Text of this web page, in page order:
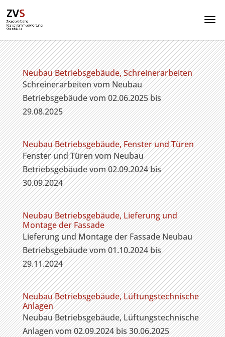
Neubau Betriebsgebäude, Schreinerarbeiten
Schreinerarbeiten vom Neubau
Betriebsgebäude vom 02.06.2025 bis
29.08.2025
Neubau Betriebsgebäude, Fenster und Türen
Fenster und Türen vom Neubau
Betriebsgebäude vom 02.09.2024 bis
30.09.2024
Neubau Betriebsgebäude, Lieferung und
Montage der Fassade
Lieferung und Montage der Fassade Neubau
Betriebsgebäude vom 01.10.2024 bis
29.11.2024
Neubau Betriebsgebäude, Lüftungstechnische
Anlagen
Neubau Betriebsgebäude, Lüftungstechnische
Anlagen vom 02.09.2024 bis 30.06.2025